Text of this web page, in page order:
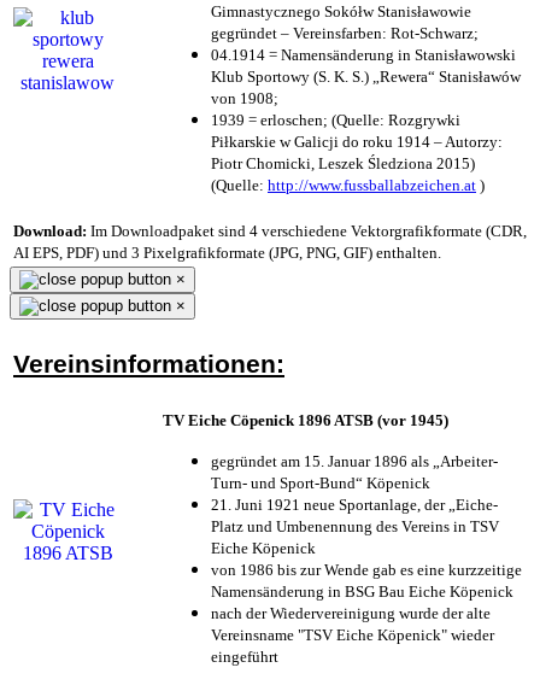
Gimnastycznego Sokółw Stanisławowie
gegründet – Vereinsfarben: Rot-Schwarz;
04.1914 = Namensänderung in Stanisławowski
Klub Sportowy (S. K. S.) „Rewera“ Stanisławów
von 1908;
1939 = erloschen; (Quelle: Rozgrywki
Piłkarskie w Galicji do roku 1914 – Autorzy:
Piotr Chomicki, Leszek Śledziona 2015)
(Quelle: http://www.fussballabzeichen.at )
Download: Im Downloadpaket sind 4 verschiedene Vektorgrafikformate (CDR,
AI EPS, PDF) und 3 Pixelgrafikformate (JPG, PNG, GIF) enthalten.
×
×
Vereinsinformationen:
TV Eiche Cöpenick 1896 ATSB (vor 1945)
gegründet am 15. Januar 1896 als „Arbeiter-
Turn- und Sport-Bund“ Köpenick
21. Juni 1921 neue Sportanlage, der „Eiche-
Platz und Umbenennung des Vereins in TSV
Eiche Köpenick
von 1986 bis zur Wende gab es eine kurzzeitige
Namensänderung in BSG Bau Eiche Köpenick
nach der Wiedervereinigung wurde der alte
Vereinsname "TSV Eiche Köpenick" wieder
eingeführt